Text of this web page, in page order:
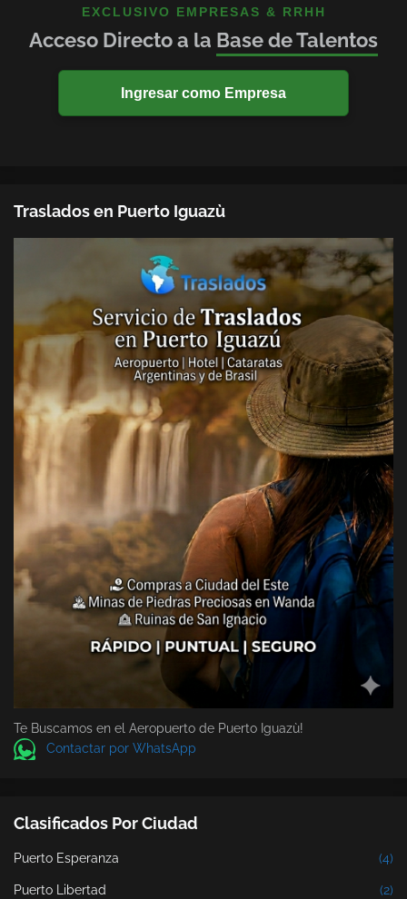
EXCLUSIVO EMPRESAS & RRHH
Acceso Directo a la Base de Talentos
Ingresar como Empresa
Traslados en Puerto Iguazù
Te Buscamos en el Aeropuerto de Puerto Iguazù!
Contactar por WhatsApp
Clasificados Por Ciudad
Puerto Esperanza (4)
Puerto Libertad (2)